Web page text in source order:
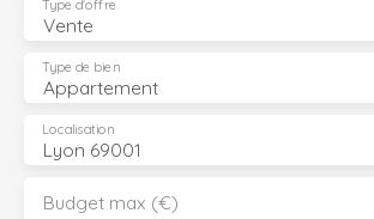
Vente
Type d'offre
Appartement
Type de bien
Lyon 69001
Localisation
Budget max (€)